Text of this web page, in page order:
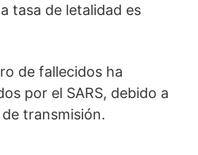
tasa de letalidad es
de fallecidos ha
por el SARS, debido a
transmisión.